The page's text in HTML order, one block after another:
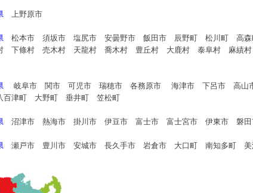
上野原市
松本市 須坂市 塩尻市 安曇野市 飯田市 辰野町 松川町 高
下條村 売木村 天龍村 喬木村 豊丘村 大鹿村 泰阜村 麻績
岐阜市 関市 可児市 瑞穂市 各務原市 海津市 下呂市 高山
津町 大野町 垂井町 笠松町
沼津市 熱海市 掛川市 伊豆市 富士市 富士宮市 伊東市 磐
瀬戸市 豊川市 安城市 長久手市 岩倉市 大口町 南知多町 美